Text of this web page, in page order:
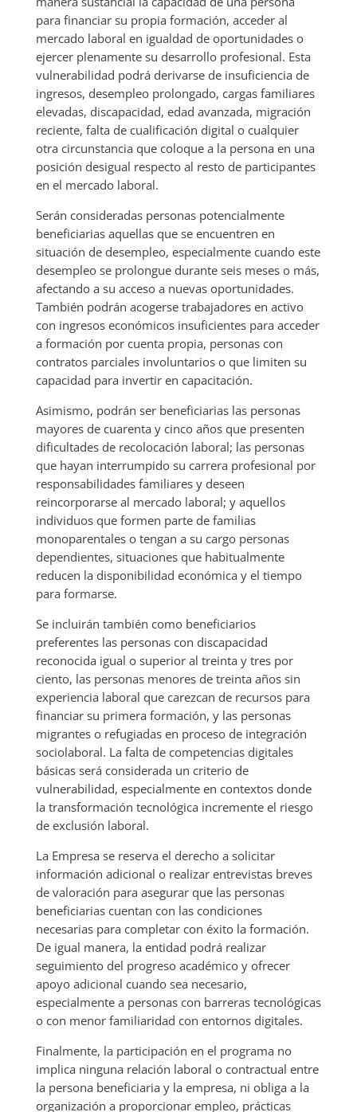
para financiar su propia formación, acceder al
mercado laboral en igualdad de oportunidades o
ejercer plenamente su desarrollo profesional. Esta
vulnerabilidad podrá derivarse de insuficiencia de
ingresos, desempleo prolongado, cargas familiares
elevadas, discapacidad, edad avanzada, migración
reciente, falta de cualificación digital o cualquier
otra circunstancia que coloque a la persona en una
posición desigual respecto al resto de participantes
en el mercado laboral.
Serán consideradas personas potencialmente
beneficiarias aquellas que se encuentren en
situación de desempleo, especialmente cuando este
desempleo se prolongue durante seis meses o más,
afectando a su acceso a nuevas oportunidades.
También podrán acogerse trabajadores en activo
con ingresos económicos insuficientes para acceder
a formación por cuenta propia, personas con
contratos parciales involuntarios o que limiten su
capacidad para invertir en capacitación.
Asimismo, podrán ser beneficiarias las personas
mayores de cuarenta y cinco años que presenten
dificultades de recolocación laboral; las personas
que hayan interrumpido su carrera profesional por
responsabilidades familiares y deseen
reincorporarse al mercado laboral; y aquellos
individuos que formen parte de familias
monoparentales o tengan a su cargo personas
dependientes, situaciones que habitualmente
reducen la disponibilidad económica y el tiempo
para formarse.
Se incluirán también como beneficiarios
preferentes las personas con discapacidad
reconocida igual o superior al treinta y tres por
ciento, las personas menores de treinta años sin
experiencia laboral que carezcan de recursos para
financiar su primera formación, y las personas
migrantes o refugiadas en proceso de integración
sociolaboral. La falta de competencias digitales
básicas será considerada un criterio de
vulnerabilidad, especialmente en contextos donde
la transformación tecnológica incremente el riesgo
de exclusión laboral.
La Empresa se reserva el derecho a solicitar
información adicional o realizar entrevistas breves
de valoración para asegurar que las personas
beneficiarias cuentan con las condiciones
necesarias para completar con éxito la formación.
De igual manera, la entidad podrá realizar
seguimiento del progreso académico y ofrecer
apoyo adicional cuando sea necesario,
especialmente a personas con barreras tecnológicas
o con menor familiaridad con entornos digitales.
Finalmente, la participación en el programa no
implica ninguna relación laboral o contractual entre
la persona beneficiaria y la empresa, ni obliga a la
organización a proporcionar empleo, prácticas